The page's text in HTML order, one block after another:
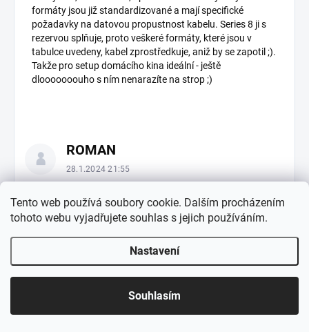
Tento web používá soubory cookie. Dalším procházením
tohoto webu vyjadřujete souhlas s jejich používáním.
Nastavení
Souhlasím
formáty jsou již standardizované a mají specifické
požadavky na datovou propustnost kabelu. Series 8 ji s
rezervou splňuje, proto veškeré formáty, které jsou v
tabulce uvedeny, kabel zprostředkuje, aniž by se zapotil ;).
Takže pro setup domácího kina ideální - ještě
dlooooooouho s ním nenarazíte na strop ;)
ROMAN
28.1.2024 21:55
Má tato značka i certifikované display port kabely, ktere bych
vyuzil u gpu v pc a 144hz monitoru?